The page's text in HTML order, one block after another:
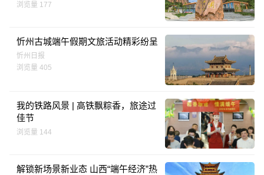
浏览量 177
忻州古城端午假期文旅活动精彩纷呈
忻州日报
浏览量 405
我的铁路风景 | 高铁飘粽香，旅途过
佳节
浏览量 144
解锁新场景新业态 山西“端午经济”热